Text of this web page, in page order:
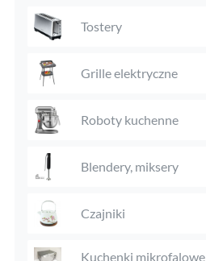
Tostery
Grille elektryczne
Roboty kuchenne
Blendery, miksery
Czajniki
Kuchenki mikrofalowe